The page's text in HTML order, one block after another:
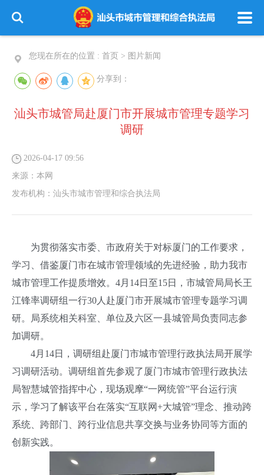
您现在所在的位置 : 首页 > 图片新闻
分享到：
汕头市城管局赴厦门市开展城市管理专题学习
调研
2026-04-17 09:56
来源： 本网
发布机构： 汕头市城市管理和综合执法局
为贯彻落实市委、市政府关于对标厦门的工作要求，
学习、借鉴厦门市在城市管理领域的先进经验，助力我市
城市管理工作提质增效。4月14日至15日，市城管局局长王
江锋率调研组一行30人赴厦门市开展城市管理专题学习调
研。局系统相关科室、单位及六区一县城管局负责同志参
加调研。
4月14日，调研组赴厦门市城市管理行政执法局开展学
习调研活动。调研组首先参观了厦门市城市管理行政执法
局智慧城管指挥中心，现场观摩“一网统管”平台运行演
示，学习了解该平台在落实“互联网+大城管”理念、推动跨
系统、跨部门、跨行业信息共享交换与业务协同等方面的
创新实践。